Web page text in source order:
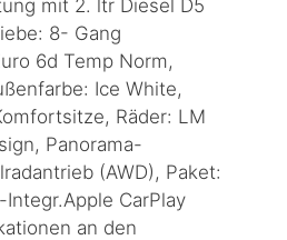
mit 2. ltr Diesel D5
8- Gang
6d Temp Norm,
Ice White,
Räder: LM
Panorama-
(AWD), Paket:
CarPlay
an den